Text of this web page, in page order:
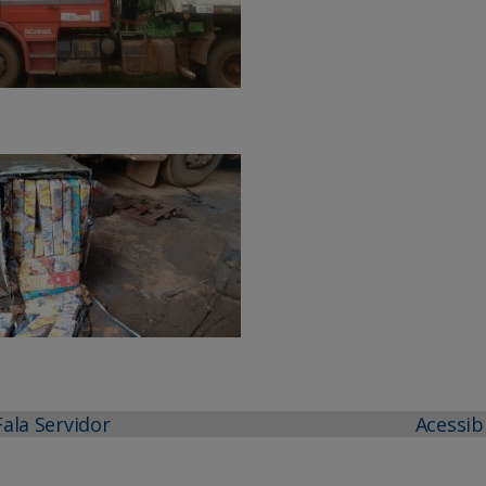
Servidor